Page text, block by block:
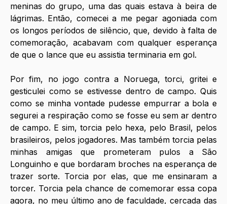
meninas do grupo, uma das quais estava à beira de
lágrimas. Então, comecei a me pegar agoniada com
os longos períodos de silêncio, que, devido à falta de
comemoração, acabavam com qualquer esperança
de que o lance que eu assistia terminaria em gol.
Por fim, no jogo contra a Noruega, torci, gritei e
gesticulei como se estivesse dentro de campo. Quis
como se minha vontade pudesse empurrar a bola e
segurei a respiração como se fosse eu sem ar dentro
de campo. E sim, torcia pelo hexa, pelo Brasil, pelos
brasileiros, pelos jogadores. Mas também torcia pelas
minhas amigas que prometeram pulos a São
Longuinho e que bordaram broches na esperança de
trazer sorte. Torcia por elas, que me ensinaram a
torcer. Torcia pela chance de comemorar essa copa
agora, no meu último ano de faculdade, cercada das